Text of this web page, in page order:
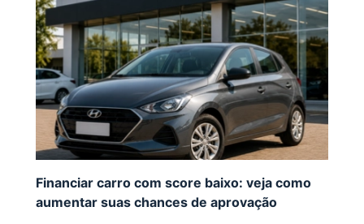
Financiar carro com score baixo: veja como
aumentar suas chances de aprovação